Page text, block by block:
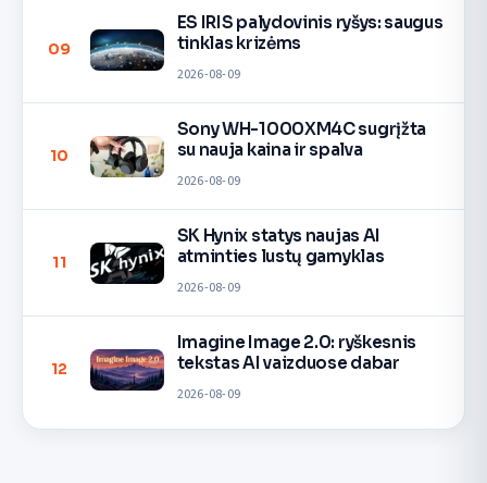
09
ES IRIS palydovinis ryšys: saugus
tinklas krizėms
2026-08-09
10
Sony WH-1000XM4C sugrįžta
su nauja kaina ir spalva
2026-08-09
11
SK Hynix statys naujas AI
atminties lustų gamyklas
2026-08-09
12
Imagine Image 2.0: ryškesnis
tekstas AI vaizduose dabar
2026-08-09